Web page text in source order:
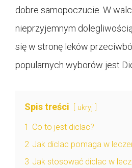
dobre samopoczucie. W
nieprzyjemnym
się w stronę leków
popularnych wyborów jest
Spis treści ukryj
1 Co to jest diclac?
2 Jak diclac pomaga w
3 Jak stosować diclac w